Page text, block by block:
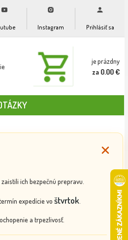
Instagram Prihlásiť sa
je prázdny
za 0.00 €
ich bezpečnú prepravu.
expedície vo štvrtok.
a trpezlivosť.